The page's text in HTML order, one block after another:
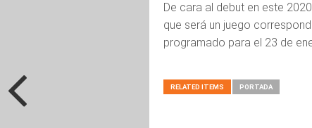
De cara al debut en este
que será un juego
programado para el 23 de
RELATED ITEMS PORTADA